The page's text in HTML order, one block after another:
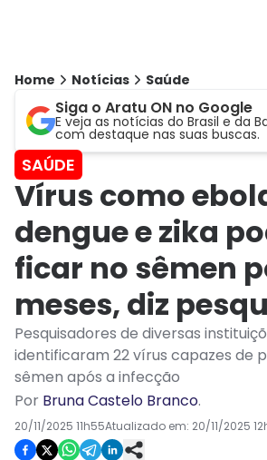
Home Notícias Saúde
Siga o Aratu ON no Google
E veja as notícias do Brasil e da
com destaque nas suas buscas.
SAÚDE
Vírus como
dengue e zika
ficar no sêmen
meses, diz
Pesquisadores de diversas
identificaram 22 vírus capazes de
sêmen após a infecção
Por Bruna Castelo Branco.
20/11/2025 11h55Atualizado em: 20/11/2025